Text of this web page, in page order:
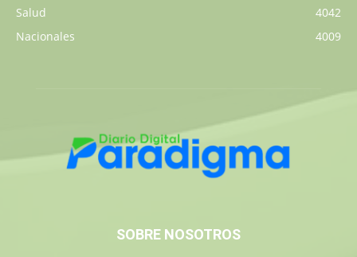
Salud
4042
Nacionales
4009
SOBRE NOSOTROS